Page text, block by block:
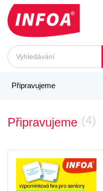
Připravujeme
Připravujeme (4)